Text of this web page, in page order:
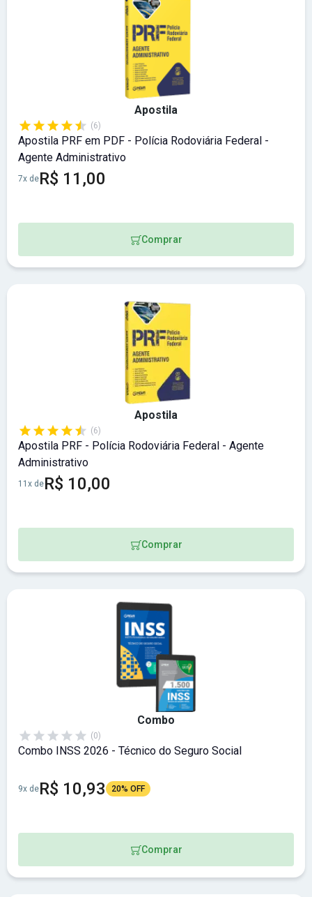
Apostila
(6)
Apostila PRF em PDF - Polícia Rodoviária Federal -
Agente Administrativo
7x deR$ 11,00
Comprar
Apostila
(6)
Apostila PRF - Polícia Rodoviária Federal - Agente
Administrativo
11x deR$ 10,00
Comprar
Combo
(0)
Combo INSS 2026 - Técnico do Seguro Social
9x deR$ 10,93 20% OFF
Comprar